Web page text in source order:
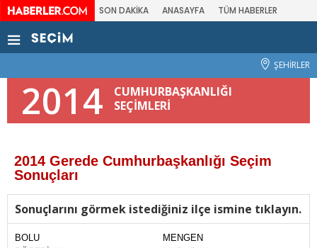
SON DAKİKA ANASAYFA TÜM HABERLER
ŞEHİRLER
2014
CUMHURBAŞKANLIĞI
SEÇİMLERİ
2014 Gerede Cumhurbaşkanlığı Seçim
Sonuçları
Sonuçlarını görmek istediğiniz ilçe ismine tıklayın.
BOLU
MENGEN